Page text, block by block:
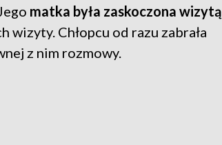
matka była zaskoczona wizytą
wizyty. Chłopcu od razu zabrała
z nim rozmowy.